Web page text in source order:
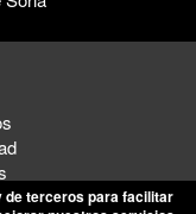
de terceros para facilitar